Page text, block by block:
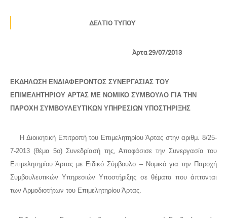
ΔΕΛΤΙΟ ΤΥΠΟΥ
Άρτα 29/07/2013
ΕΚΔΗΛΩΣΗ ΕΝΔΙΑΦΕΡΟΝΤΟΣ ΣΥΝΕΡΓΑΣΙΑΣ ΤΟΥ
ΕΠΙΜΕΛΗΤΗΡΙΟΥ ΑΡΤΑΣ ΜΕ ΝΟΜΙΚΟ ΣΥΜΒΟΥΛΟ ΓΙΑ ΤΗΝ
ΠΑΡΟΧΗ ΣΥΜΒΟΥΛΕΥΤΙΚΩΝ ΥΠΗΡΕΣΙΩΝ ΥΠΟΣΤΗΡΙΞΗΣ
Η Διοικητική Επιτροπή του Επιμελητηρίου Άρτας στην αριθμ. 8/25-
7-2013 (θέμα 5ο) Συνεδρίασή της, Αποφάσισε την Συνεργασία του
Επιμελητηρίου Άρτας με Ειδικό Σύμβουλο – Νομικό για την Παροχή
Συμβουλευτικών Υπηρεσιών Υποστήριξης σε θέματα που άπτονται
των Αρμοδιοτήτων του Επιμελητηρίου Άρτας.